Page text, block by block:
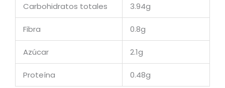
Carbohidratos totales 3.94g
Fibra 0.8g
Azúcar 2.1g
Proteína 0.48g